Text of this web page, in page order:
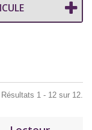
Résultats 1 - 12 sur 12.